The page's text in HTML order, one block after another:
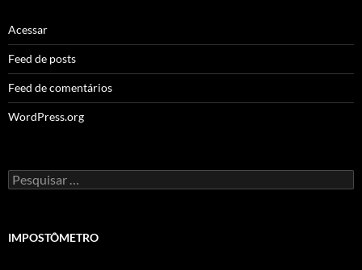
Acessar
Feed de posts
Feed de comentários
WordPress.org
Pesquisar
por:
IMPOSTÔMETRO